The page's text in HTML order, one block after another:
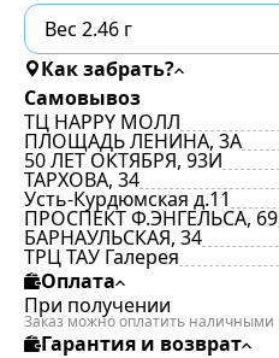
Вес 2.46 г
Как забрать?
Самовывоз
ТЦ HAPPY МОЛЛ
ПЛОЩАДЬ ЛЕНИНА, 3А
50 ЛЕТ ОКТЯБРЯ, 93И
ТАРХОВА, 34
Усть-Курдюмская д.11
ПРОСПЕКТ Ф.ЭНГЕЛЬСА, 69
БАРНАУЛЬСКАЯ, 34
ТРЦ ТАУ Галерея
Оплата
При получении
Заказ можно оплатить наличными
Гарантия и возврат